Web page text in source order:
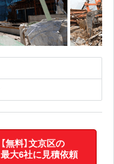
【無料】文京区の
最大6社に見積依頼